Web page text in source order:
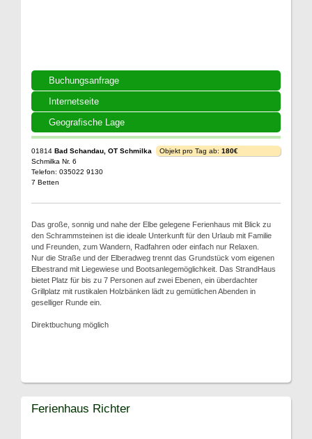
Buchungsanfrage
Internetseite
Geografische Lage
01814 Bad Schandau, OT Schmilka
Schmilka Nr. 6
Telefon: 035022 9130
7 Betten
Objekt pro Tag ab: 180€
Das große, sonnig und nahe der Elbe gelegene Ferienhaus mit Blick zu
den Schrammsteinen ist die ideale Unterkunft für den Urlaub mit Familie
und Freunden, zum Wandern, Radfahren oder einfach nur Relaxen.
Nur die Straße und der Elberadweg trennt das Grundstück vom eigenen
Elbestrand mit Liegewiese und Bootsanlegemöglichkeit. Das StrandHaus
bietet Platz für bis zu 7 Personen auf zwei Ebenen, ein überdachter
Grillplatz mit rustikalen Holzbänken lädt zu gemütlichen Abenden in
geselliger Runde ein.
Direktbuchung möglich
Ferienhaus Richter